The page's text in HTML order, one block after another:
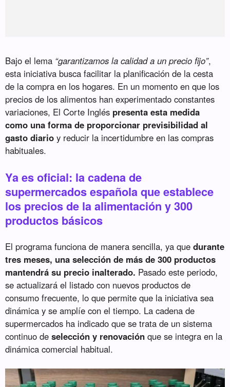
Bajo el lema “garantizamos la calidad a un precio fijo”,
esta iniciativa busca facilitar la planificación de la cesta
de la compra en los hogares. En un momento en que los
precios de los alimentos han experimentado constantes
variaciones, El Corte Inglés presenta esta medida
como una forma de proporcionar previsibilidad al
gasto diario y reducir la incertidumbre en las compras
habituales.
Ya es oficial: la cadena de
supermercados española que establece
los precios de la alimentación y 300
productos básicos
El programa funciona de manera sencilla, ya quedurante
tres meses, una selección de más de 300 productos
mantendrá su precio inalterado. Pasado este periodo,
se actualizará el listado con nuevos productos de
consumo frecuente, lo que permite que la iniciativa sea
dinámica y se amplíe con el tiempo. La cadena de
supermercados ha indicado que se trata de un sistema
continuo deselección y renovación que se integra en la
dinámica comercial habitual.